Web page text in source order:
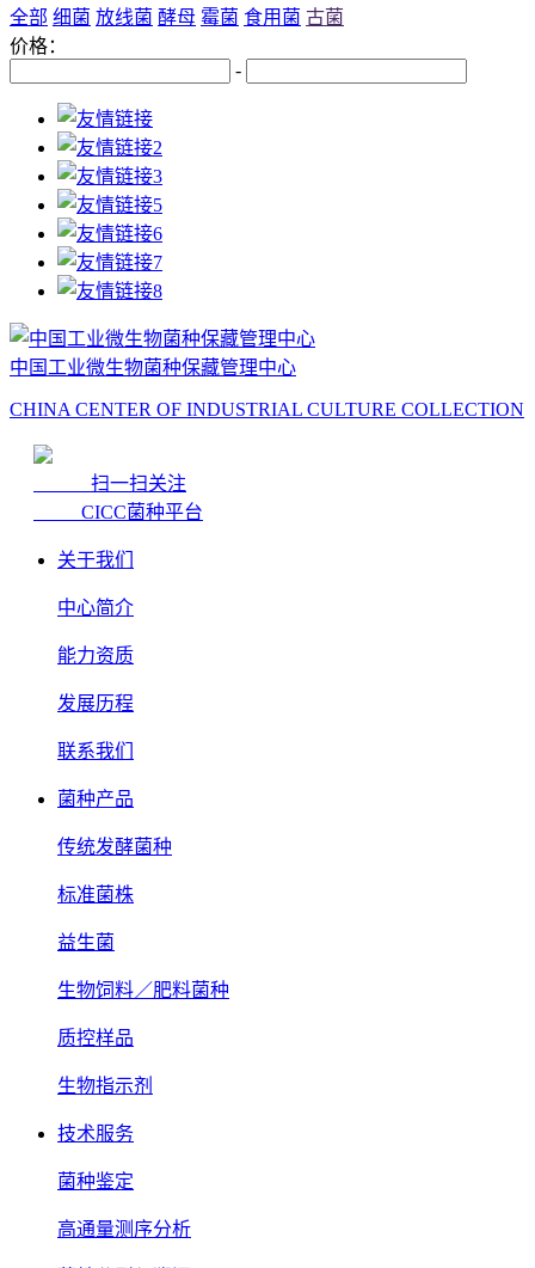
全部 细菌 放线菌 酵母 霉菌 食用菌 古菌
价格：
-
中国工业微生物菌种保藏管理中心
CHINA CENTER OF INDUSTRIAL CULTURE COLLECTION
扫一扫关注
CICC菌种平台
关于我们
中心简介
能力资质
发展历程
联系我们
菌种产品
传统发酵菌种
标准菌株
益生菌
生物饲料／肥料菌种
质控样品
生物指示剂
技术服务
菌种鉴定
高通量测序分析